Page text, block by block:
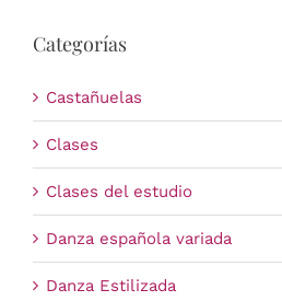
Carrito
Categorías
Castañuelas
Clases
Clases del estudio
Danza española variada
Danza Estilizada